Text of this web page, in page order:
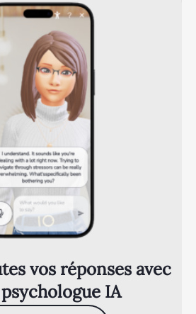
vos réponses avec
IA